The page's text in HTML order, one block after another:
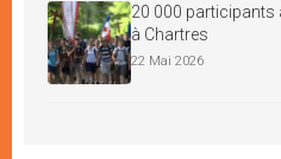
20 000 participants
à Chartres
22 Mai 2026